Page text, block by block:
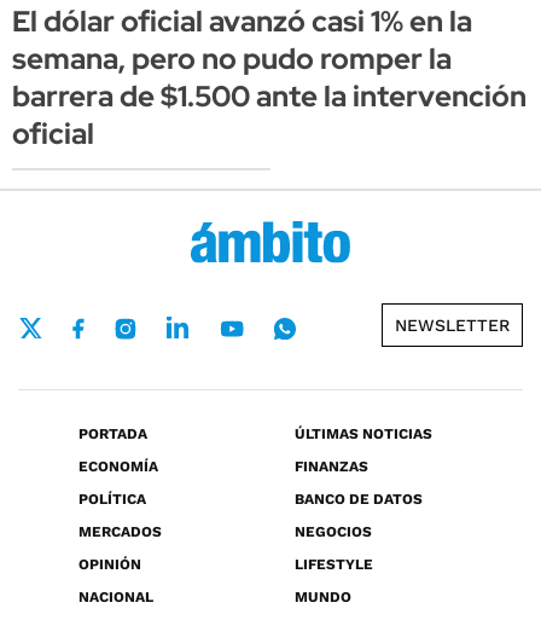
El dólar oficial avanzó casi 1% en la
semana, pero no pudo romper la
barrera de $1.500 ante la intervención
oficial
NEWSLETTER
PORTADA
ÚLTIMAS NOTICIAS
ECONOMÍA
FINANZAS
POLÍTICA
BANCO DE DATOS
MERCADOS
NEGOCIOS
OPINIÓN
LIFESTYLE
NACIONAL
MUNDO